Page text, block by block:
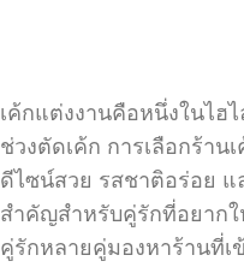
เค้กแต่งงานคือหนึ่งในไฮ
ช่วงตัดเค้ก การเลือกร้าน
ดีไซน์สวย รสชาติอร่อย แ
สำคัญสำหรับคู่รักที่อยาก
คู่รักหลายคู่มองหาร้านที่เ